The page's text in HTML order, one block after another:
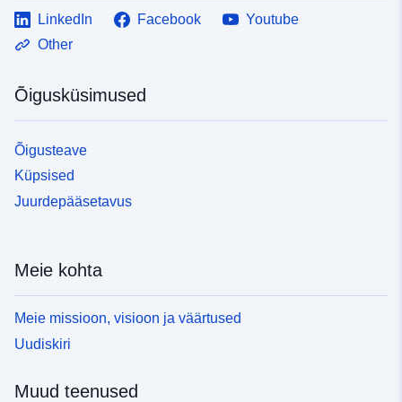
LinkedIn Facebook
Youtube
Other
Õigusküsimused
Õigusteave
Küpsised
Juurdepääsetavus
Meie kohta
Meie missioon, visioon ja väärtused
Uudiskiri
Muud teenused